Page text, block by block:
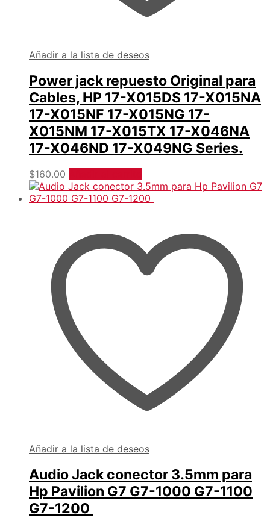
Añadir a la lista de deseos
Power jack repuesto Original para
Cables, HP 17-X015DS 17-X015NA
17-X015NF 17-X015NG 17-
X015NM 17-X015TX 17-X046NA
17-X046ND 17-X049NG Series.
$160.00
Añadir a la lista de deseos
Audio Jack conector 3.5mm para
Hp Pavilion G7 G7-1000 G7-1100
G7-1200